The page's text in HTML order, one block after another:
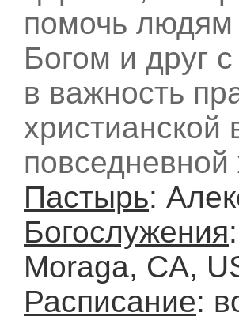
помочь людям
Богом и друг
в важность
христианской
повседневной
Пастырь:
Богослужения
Moraga, CA,
Расписание: